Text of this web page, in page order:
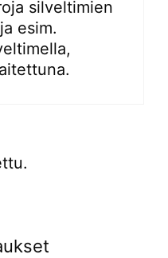
silveltimien
esim.